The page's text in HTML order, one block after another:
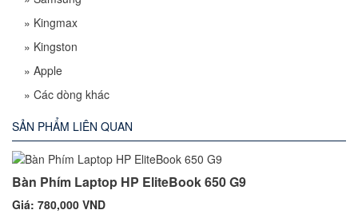
» Kingmax
» Kingston
» Apple
» Các dòng khác
SẢN PHẨM LIÊN QUAN
Bàn Phím Laptop HP EliteBook 650 G9
Giá: 780,000 VND